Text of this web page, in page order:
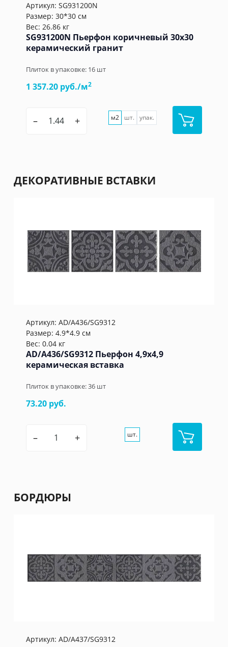
Артикул: SG931200N
Размер: 30*30 см
Вес: 26.86 кг
SG931200N Пьерфон коричневый 30x30
керамический гранит
Плиток в упаковке: 16 шт
1 357.20 руб./м2
– + м2 шт. упак.
ДЕКОРАТИВНЫЕ ВСТАВКИ
Артикул: AD/A436/SG9312
Размер: 4.9*4.9 см
Вес: 0.04 кг
AD/A436/SG9312 Пьерфон 4,9x4,9
керамическая вставка
Плиток в упаковке:36 шт
73.20 руб.
– + шт.
БОРДЮРЫ
Артикул: AD/A437/SG9312